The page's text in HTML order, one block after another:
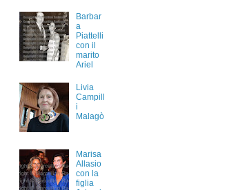
Barbar
a
Piattelli
con il
marito
Ariel
Livia
Campill
i
Malagò
Marisa
Allasio
con la
figlia